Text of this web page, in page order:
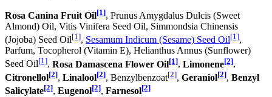
Rosa Canina Fruit Oil[1], Prunus Amygdalus Dulcis (Sweet
Almond) Oil, Vitis Vinifera Seed Oil, Simmondsia Chinensis
(Jojoba) Seed Oil[1], Sesamum Indicum (Sesame) Seed Oil[1],
Parfum, Tocopherol (Vitamin E), Helianthus Annus (Sunflower)
Seed Oil[1], Rosa Damascena Flower Oil[1], Limonene[2],
Citronellol[2], Linalool[2], Benzylbenzoat[2], Geraniol[2], Benzyl
Salicylate[2], Eugenol[2], Farnesol[2]